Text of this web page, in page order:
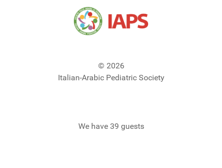
© 2026
Italian-Arabic Pediatric Society
We have 39 guests